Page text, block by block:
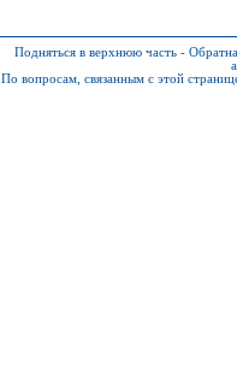
Подняться в верхнюю часть -
По вопросам, связанным с этой